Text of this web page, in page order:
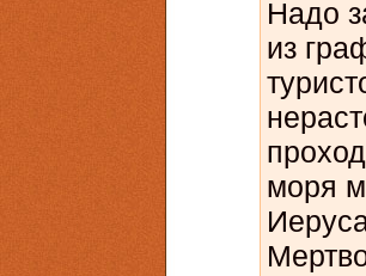
Надо
из
моря